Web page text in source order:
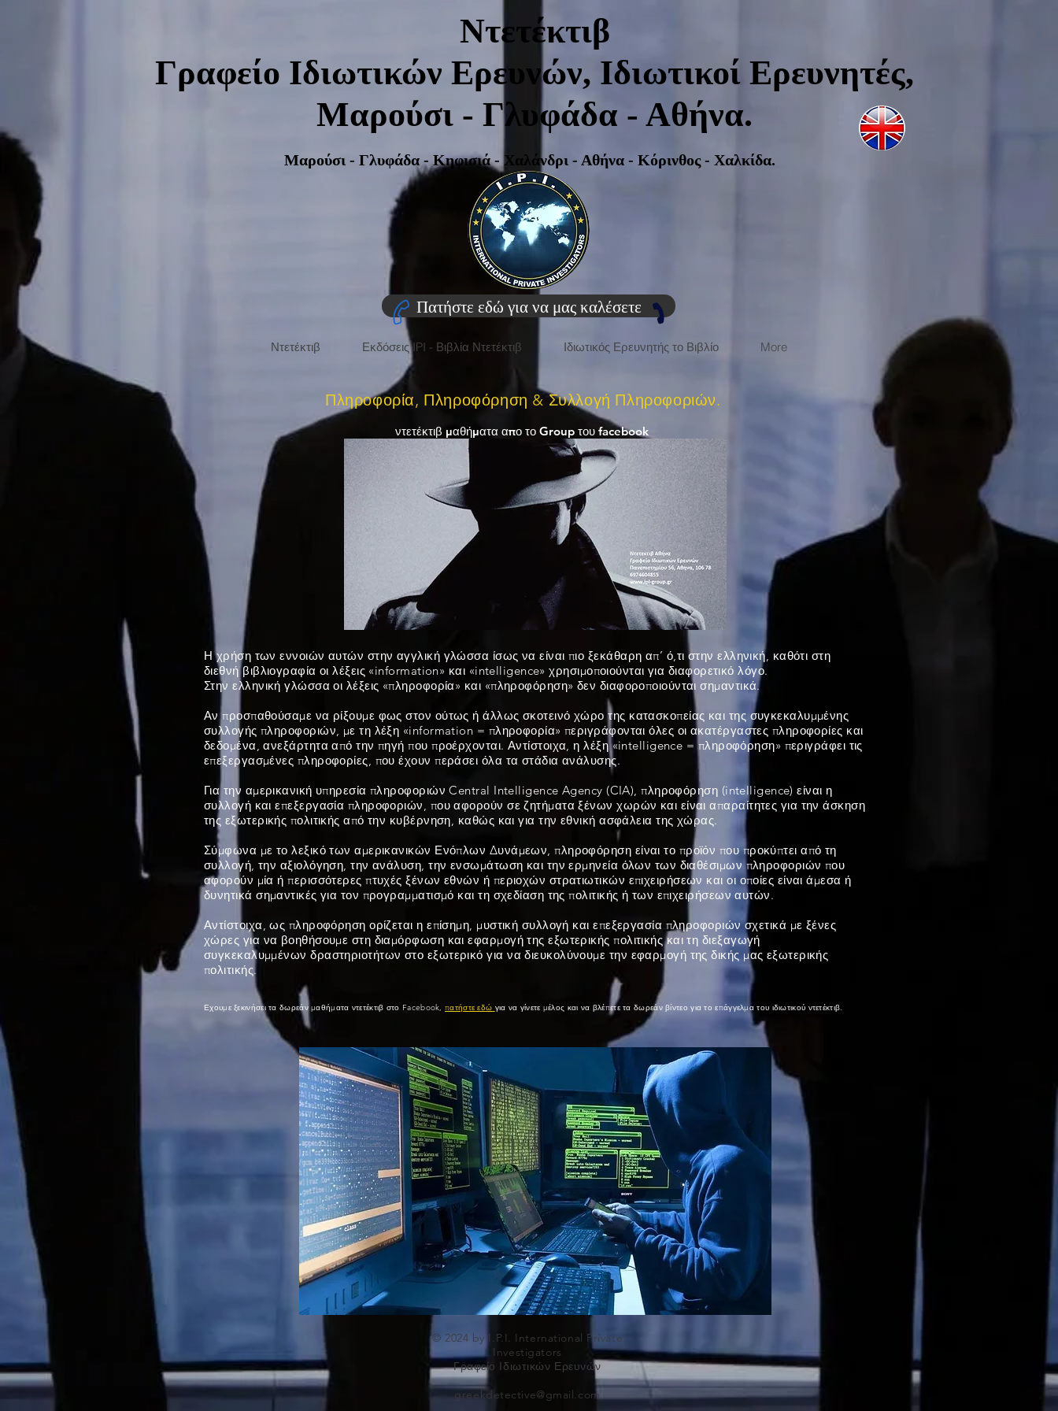
Ντετέκτιβ
Γραφείο Ιδιωτικών Ερευνών, Ιδιωτικοί Ερευνητές,
Μαρούσι - Γλυφάδα - Αθήνα.
Μαρούσι - Γλυφάδα - Κηφισιά - Χαλάνδρι - Αθήνα - Κόρινθος - Χαλκίδα.
Πατήστε εδώ για να μας καλέσετε
Ντετέκτιβ Εκδόσεις IPI - Βιβλία Ντετέκτιβ Ιδιωτικός Ερευνητής το Βιβλίο More
Πληροφορία, Πληροφόρηση & Συλλογή Πληροφοριών.
ντετέκτιβ μαθήματα απο το Group του facebook
Η χρήση των εννοιών αυτών στην αγγλική γλώσσα ίσως να είναι πιο ξεκάθαρη απ’ ό,τι στην ελληνική, καθότι στη
διεθνή βιβλιογραφία οι λέξεις «information» και «intelligence» χρησιμοποιούνται για διαφορετικό λόγο.
Στην ελληνική γλώσσα οι λέξεις «πληροφορία» και «πληροφόρηση» δεν διαφοροποιούνται σημαντικά.
Αν προσπαθούσαμε να ρίξουμε φως στον ούτως ή άλλως σκοτεινό χώρο της κατασκοπείας και της συγκεκαλυμμένης
συλλογής πληροφοριών, με τη λέξη «information = πληροφορία» περιγράφονται όλες οι ακατέργαστες πληροφορίες και
δεδομένα, ανεξάρτητα από την πηγή που προέρχονται. Αντίστοιχα, η λέξη «intelligence = πληροφόρηση» περιγράφει τις
επεξεργασμένες πληροφορίες, που έχουν περάσει όλα τα στάδια ανάλυσης.
Για την αμερικανική υπηρεσία πληροφοριών Central Intelligence Agency (CIA), πληροφόρηση (intelligence) είναι η
συλλογή και επεξεργασία πληροφοριών, που αφορούν σε ζητήματα ξένων χωρών και είναι απαραίτητες για την άσκηση
της εξωτερικής πολιτικής από την κυβέρνηση, καθώς και για την εθνική ασφάλεια της χώρας.
Σύμφωνα με το λεξικό των αμερικανικών Ενόπλων Δυνάμεων, πληροφόρηση είναι το προϊόν που προκύπτει από τη
συλλογή, την αξιολόγηση, την ανάλυση, την ενσωμάτωση και την ερμηνεία όλων των διαθέσιμων πληροφοριών που
αφορούν μία ή περισσότερες πτυχές ξένων εθνών ή περιοχών στρατιωτικών επιχειρήσεων και οι οποίες είναι άμεσα ή
δυνητικά σημαντικές για τον προγραμματισμό και τη σχεδίαση της πολιτικής ή των επιχειρήσεων αυτών.
Αντίστοιχα, ως πληροφόρηση ορίζεται η επίσημη, μυστική συλλογή και επεξεργασία πληροφοριών σχετικά με ξένες
χώρες για να βοηθήσουμε στη διαμόρφωση και εφαρμογή της εξωτερικής πολιτικής και τη διεξαγωγή
συγκεκαλυμμένων δραστηριοτήτων στο εξωτερικό για να διευκολύνουμε την εφαρμογή της δικής μας εξωτερικής
πολιτικής.
Εχουμε ξεκινήσει τα δωρεάν μαθήματα ντετέκτιβ στο Facebook,πατήστε εδώ για να γίνετε μέλος και να βλέπετε τα δωρεάν βίντεο για το επάγγελμα του ιδιωτικού ντετέκτιβ.
© 2024 by I.P.I. International Private
Investigators
Γραφείο Ιδιωτικών Ερευνών
greekdetective@gmail.com